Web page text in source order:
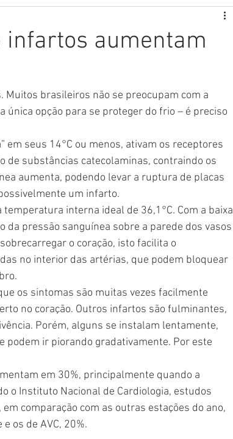
infartos aumentam
brasileiros não se preocupam com a
opção para se proteger do frio – é preciso
em seus 14°C ou menos, ativam os receptores
de substâncias catecolaminas, contraindo os
aumenta, podendo levar a ruptura de placas
um infarto.
interna ideal de 36,1°C. Com a baixa
pressão sanguínea sobre a parede dos vasos
o coração, isto facilita o
no interior das artérias, que podem bloquear
os sintomas são muitas vezes facilmente
no coração. Outros infartos são fulminantes,
Porém, alguns se instalam lentamente,
podem ir piorando gradativamente. Por este
em 30%, principalmente quando a
o Instituto Nacional de Cardiologia, estudos
comparação com as outras estações do ano,
os de AVC, 20%.